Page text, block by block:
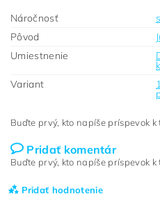
Náročnosť
Pôvod
Umiestnenie
Variant
Buďte prvý, kto napíše príspevok k
Pridať komentár
Buďte prvý, kto napíše príspevok k
Pridať hodnotenie